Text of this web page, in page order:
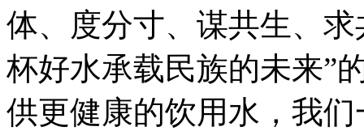
体、度分寸、谋共生、
杯好水承载民族的未来”
供更健康的饮用水，我